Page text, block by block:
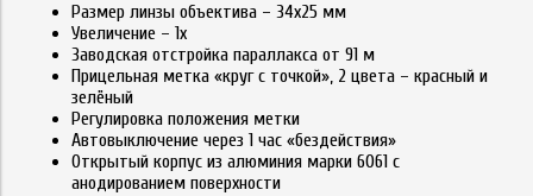
Размер линзы объектива – 34x25 мм
Увеличение – 1x
Заводская отстройка параллакса от 91 м
Прицельная метка «круг с точкой», 2 цвета – красный и
зелёный
Регулировка положения метки
Автовыключение через 1 час «бездействия»
Открытый корпус из алюминия марки 6061 с
анодированием поверхности